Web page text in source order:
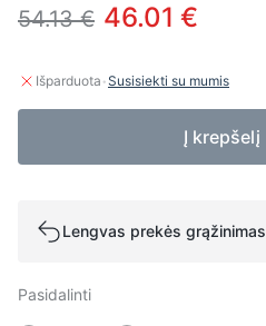
54.13 € 46.01 €
Išparduota ·Susisiekti su mumis
Į krepšelį
Lengvas prekės grąžinimas
Pasidalinti